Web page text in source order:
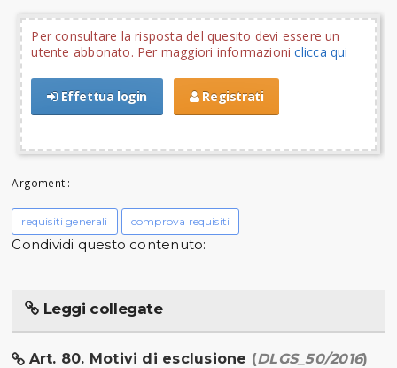
Per consultare la risposta del quesito devi essere un
utente abbonato. Per maggiori informazioniclicca qui
Effettua login Registrati
Argomenti:
requisiti generali comprova requisiti
Condividi questo contenuto:
Leggi collegate
Art. 80. Motivi di esclusione (DLGS_50/2016)